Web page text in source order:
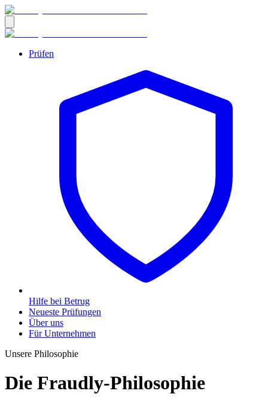
Prüfen
Hilfe bei Betrug
Neueste Prüfungen
Über uns
Für Unternehmen
Unsere Philosophie
Die Fraudly-Philosophie